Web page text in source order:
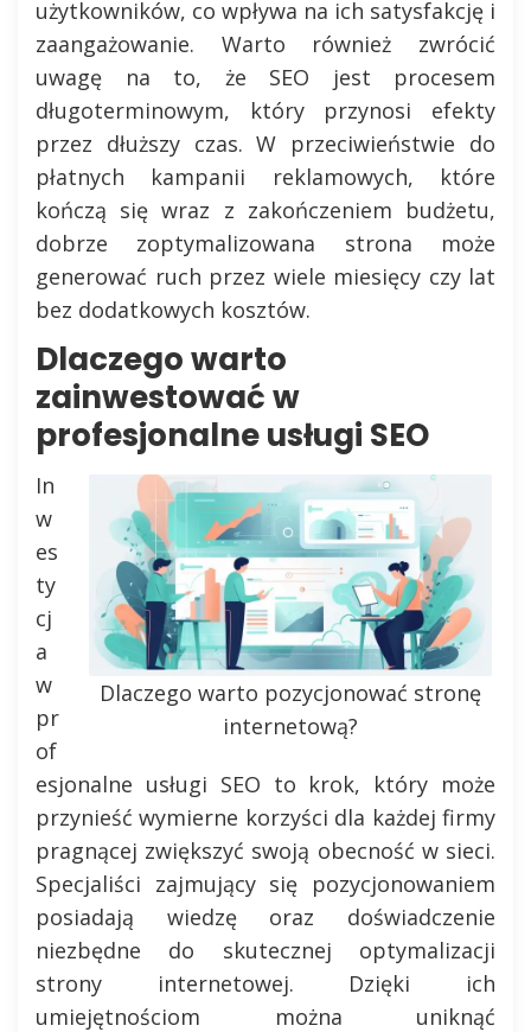
użytkowników, co wpływa na ich satysfakcję i
zaangażowanie. Warto również zwrócić
uwagę na to, że SEO jest procesem
długoterminowym, który przynosi efekty
przez dłuższy czas. W przeciwieństwie do
płatnych kampanii reklamowych, które
kończą się wraz z zakończeniem budżetu,
dobrze zoptymalizowana strona może
generować ruch przez wiele miesięcy czy lat
bez dodatkowych kosztów.
Dlaczego warto
zainwestować w
profesjonalne usługi SEO
Dlaczego warto pozycjonować stronę
internetową?
In
w
es
ty
cj
a
w
pr
of
esjonalne usługi SEO to krok, który może
przynieść wymierne korzyści dla każdej firmy
pragnącej zwiększyć swoją obecność w sieci.
Specjaliści zajmujący się pozycjonowaniem
posiadają wiedzę oraz doświadczenie
niezbędne do skutecznej optymalizacji
strony internetowej. Dzięki ich
umiejętnościom można uniknąć